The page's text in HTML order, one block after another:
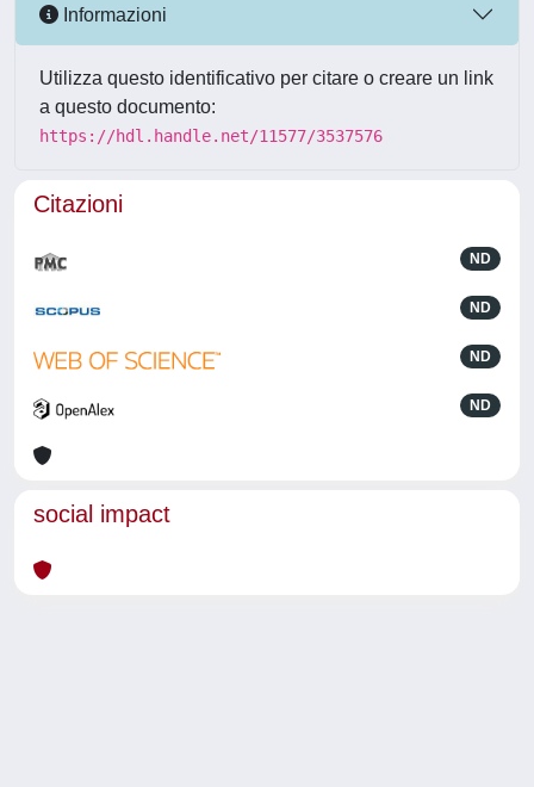
Informazioni
Utilizza questo identificativo per citare o creare un link
a questo documento:
https://hdl.handle.net/11577/3537576
Citazioni
ND
ND
ND
ND
social impact